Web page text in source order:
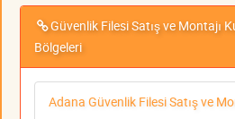
Güvenlik Filesi Satış ve Montajı
Bölgeleri
Adana Güvenlik Filesi Satış ve